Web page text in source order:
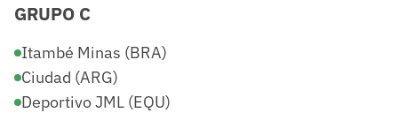
GRUPO C
Itambé Minas (BRA)
Ciudad (ARG)
Deportivo JML (EQU)